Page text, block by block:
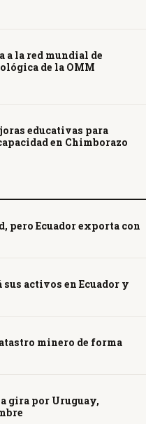
a la red mundial de
de la OMM
educativas para
en Chimborazo
pero Ecuador exporta con
activos en Ecuador y
minero de forma
gira por Uruguay,